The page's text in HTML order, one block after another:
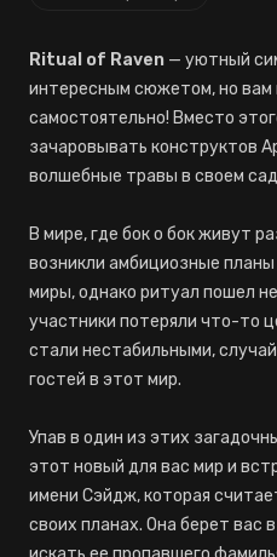
Ritual of Raven — уютный
интересным сюжетом, но вам
самостоятельно! Вместо
зачаровывать конструктов
волшебные травы в своем
В мире, где бок о бок живут
возникли амбициозные
миры, однако ритуал пошел
участники потеряли что-то
стали нестабильными,
гостей в этот мир.
Упав в один из этих
этот новый для вас мир и
имени Сэйдж, которая
своих планах. Она берет вас